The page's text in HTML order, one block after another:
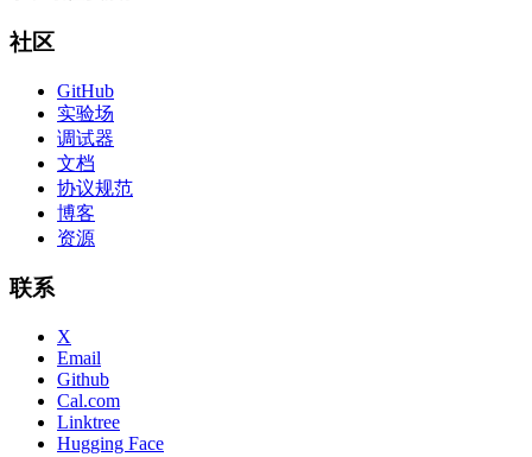
社区
GitHub
实验场
调试器
文档
协议规范
博客
资源
联系
X
Email
Github
Cal.com
Linktree
Hugging Face